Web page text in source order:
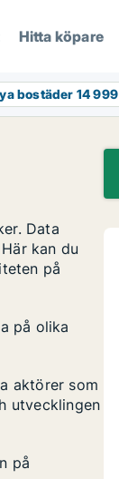
Hitta köpare
bostäder 14 999
Data
kan du
på
på olika
aktörer som
utvecklingen
på